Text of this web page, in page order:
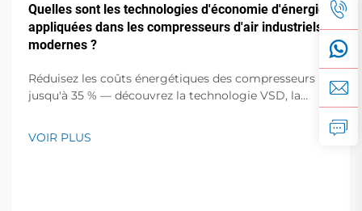
Quelles sont les technologies d'économie d'énergie
appliquées dans les compresseurs d'air industriels
modernes ?
Réduisez les coûts énergétiques des compresseurs
jusqu'à 35 % — découvrez la technologie VSD, la
récupération de chaleur, les commandes intelligentes
éprouvées en matière d'efficacité pour les fabricants.
VOIR PLUS